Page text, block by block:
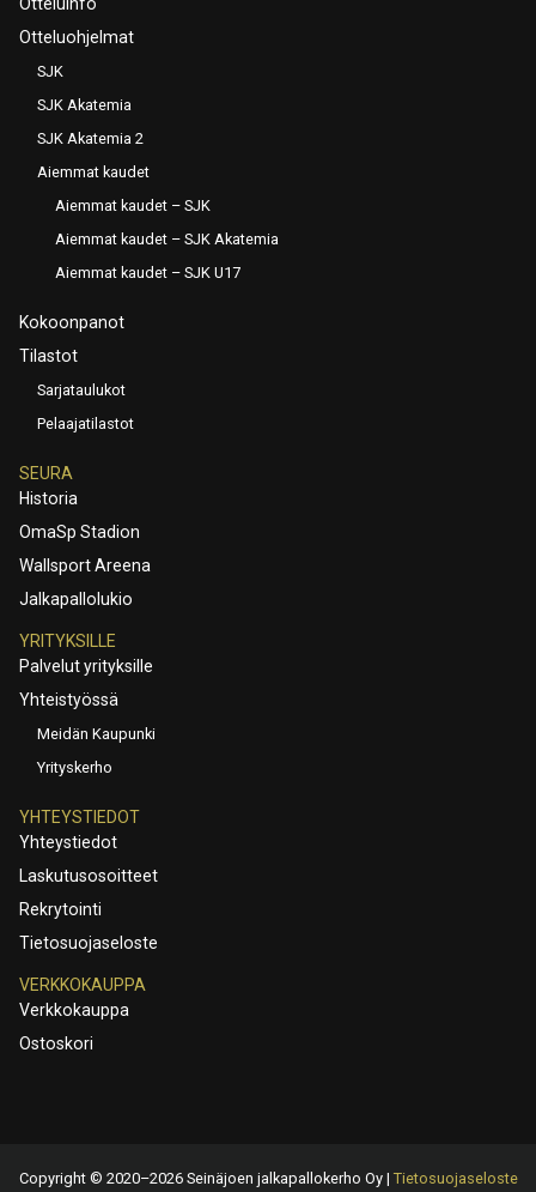
Otteluohjelmat
SJK
SJK Akatemia
SJK Akatemia 2
Aiemmat kaudet
Aiemmat kaudet – SJK
Aiemmat kaudet – SJK Akatemia
Aiemmat kaudet – SJK U17
Kokoonpanot
Tilastot
Sarjataulukot
Pelaajatilastot
SEURA
Historia
OmaSp Stadion
Wallsport Areena
Jalkapallolukio
YRITYKSILLE
Palvelut yrityksille
Yhteistyössä
Meidän Kaupunki
Yrityskerho
YHTEYSTIEDOT
Yhteystiedot
Laskutusosoitteet
Rekrytointi
Tietosuojaseloste
VERKKOKAUPPA
Verkkokauppa
Ostoskori
Copyright © 2020–2026 Seinäjoen jalkapallokerho Oy | Tietosuojaseloste